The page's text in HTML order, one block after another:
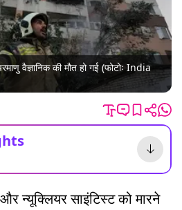
वैज्ञानिक की मौत हो गई (फोटोः India
न्यूक्लियर साइंटिस्ट को मारने